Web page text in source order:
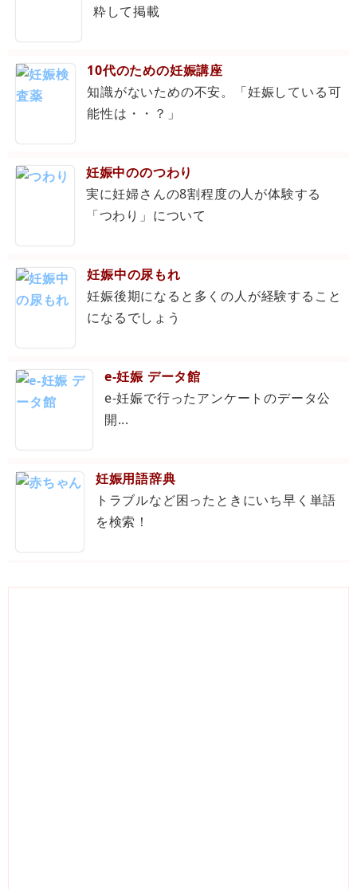
粋して掲載
10代のための妊娠講座
知識がないための不安。「妊娠している可
能性は・・？」
妊娠中ののつわり
実に妊婦さんの8割程度の人が体験する
「つわり」について
妊娠中の尿もれ
妊娠後期になると多くの人が経験すること
になるでしょう
e-妊娠 データ館
e-妊娠で行ったアンケートのデータ公
開...
妊娠用語辞典
トラブルなど困ったときにいち早く単語
を検索！